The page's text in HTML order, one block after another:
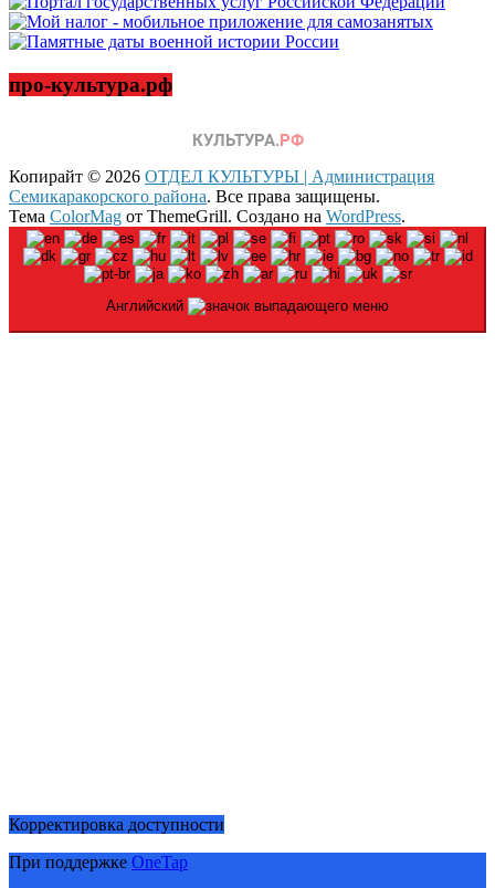
про-культура.рф
Копирайт © 2026 ОТДЕЛ КУЛЬТУРЫ | Администрация
Семикаракорского района. Все права защищены.
Тема ColorMag от ThemeGrill. Создано на WordPress.
Английский
Корректировка доступности
При поддержке OneTap